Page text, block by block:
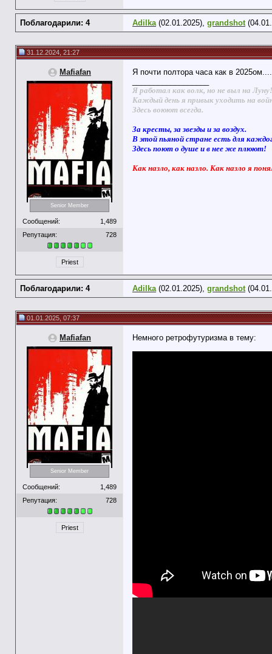
Поблагодарили: 4 Adilka(02.01.2025), grandshot
31.12.2024, 21:27
Mafiafan
Senior Member
Сообщений:
1,489
Репутация:
728
Priest
Я почти полтора часа как в
Я работал как волк, но не выл на Луну!
Каждый день я привык уходить на
Здесь воюют всегда.
За кресты, за звезды и за воздух.
В этой пьяной стране есть для
Здесь поют о душе и в нее же плюют!
Как назло, как назло. Как назло я
Поблагодарили: 4 Adilka(02.01.2025), grandshot
01.01.2025, 07:37
Mafiafan
Senior Member
Сообщений:
1,489
Репутация:
728
Priest
Немного ретрофутуризма в тему: